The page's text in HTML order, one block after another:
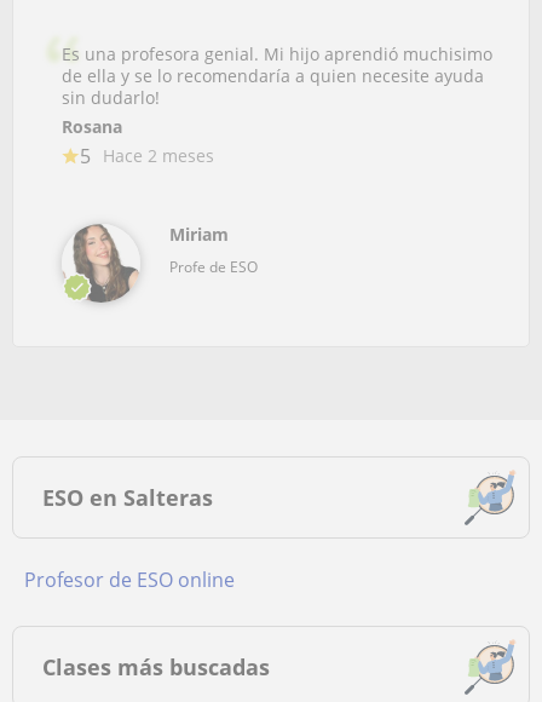
Es una profesora genial. Mi hijo aprendió muchisimo
de ella y se lo recomendaría a quien necesite ayuda
sin dudarlo!
Rosana
5 Hace 2 meses
Miriam
Profe de ESO
ESO en Salteras
Profesor de ESO online
Clases más buscadas